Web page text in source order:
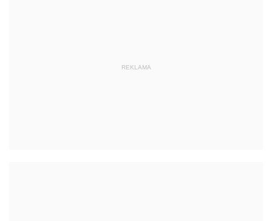
REKLAMA